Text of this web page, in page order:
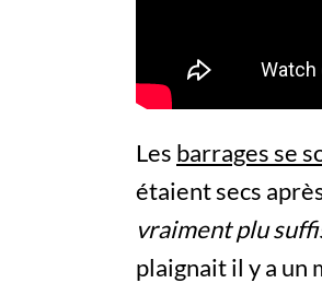
Les barrages se
étaient secs
vraiment plu
plaignait il y a un